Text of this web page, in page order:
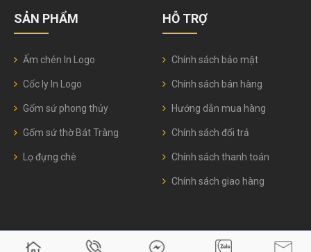
SẢN PHẨM
Ấm chén In Logo
Cốc ly In Logo
Gốm sứ phong thủy
Gốm sứ thờ Bát Tràng
Lọ đựng chè
HỖ TRỢ
Chính sách bảo mật
Chính sách bán hàng
Hướng dẫn mua hàng
Chính sách đổi trả
Chính sách thanh toán
Chính sách giao hàng